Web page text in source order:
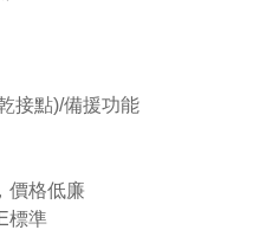
接點)/備援功能
價格低廉
標準